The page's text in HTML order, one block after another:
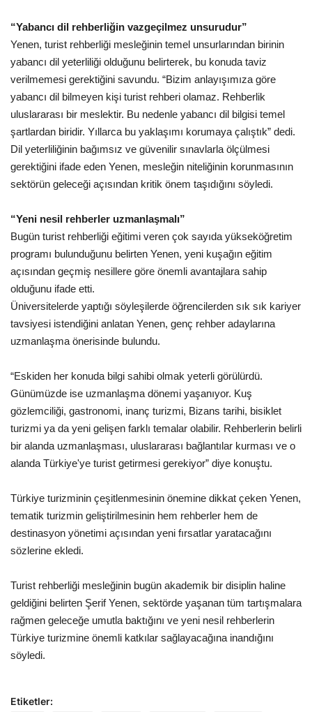
“Yabancı dil rehberliğin vazgeçilmez unsurudur”
Yenen, turist rehberliği mesleğinin temel unsurlarından birinin
yabancı dil yeterliliği olduğunu belirterek, bu konuda taviz
verilmemesi gerektiğini savundu. “Bizim anlayışımıza göre
yabancı dil bilmeyen kişi turist rehberi olamaz. Rehberlik
uluslararası bir meslektir. Bu nedenle yabancı dil bilgisi temel
şartlardan biridir. Yıllarca bu yaklaşımı korumaya çalıştık” dedi.
Dil yeterliliğinin bağımsız ve güvenilir sınavlarla ölçülmesi
gerektiğini ifade eden Yenen, mesleğin niteliğinin korunmasının
sektörün geleceği açısından kritik önem taşıdığını söyledi.
“Yeni nesil rehberler uzmanlaşmalı”
Bugün turist rehberliği eğitimi veren çok sayıda yükseköğretim
programı bulunduğunu belirten Yenen, yeni kuşağın eğitim
açısından geçmiş nesillere göre önemli avantajlara sahip
olduğunu ifade etti.
Üniversitelerde yaptığı söyleşilerde öğrencilerden sık sık kariyer
tavsiyesi istendiğini anlatan Yenen, genç rehber adaylarına
uzmanlaşma önerisinde bulundu.
“Eskiden her konuda bilgi sahibi olmak yeterli görülürdü.
Günümüzde ise uzmanlaşma dönemi yaşanıyor. Kuş
gözlemciliği, gastronomi, inanç turizmi, Bizans tarihi, bisiklet
turizmi ya da yeni gelişen farklı temalar olabilir. Rehberlerin belirli
bir alanda uzmanlaşması, uluslararası bağlantılar kurması ve o
alanda Türkiye'ye turist getirmesi gerekiyor” diye konuştu.
Türkiye turizminin çeşitlenmesinin önemine dikkat çeken Yenen,
tematik turizmin geliştirilmesinin hem rehberler hem de
destinasyon yönetimi açısından yeni fırsatlar yaratacağını
sözlerine ekledi.
Turist rehberliği mesleğinin bugün akademik bir disiplin haline
geldiğini belirten Şerif Yenen, sektörde yaşanan tüm tartışmalara
rağmen geleceğe umutla baktığını ve yeni nesil rehberlerin
Türkiye turizmine önemli katkılar sağlayacağına inandığını
söyledi.
Etiketler: